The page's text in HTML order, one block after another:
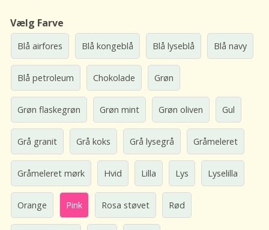
Vælg Farve
Blå airfores Blå kongeblå Blå lyseblå Blå navy
Blå petroleum Chokolade Grøn
Grøn flaskegrøn Grøn mint Grøn oliven Gul
Grå granit Grå koks Grå lysegrå Gråmeleret
Gråmeleret mørk Hvid Lilla Lys Lyselilla
Orange Pink Rosa støvet Rød